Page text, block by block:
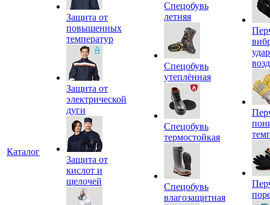
Каталог
Защита от
повышенных
температур
Защита от
электрической
дуги
Защита от
кислот и
щелочей
Спецобувь
летняя
Спецобувь
утеплённая
Спецобувь
термостойкая
Спецобувь
влагозащитная